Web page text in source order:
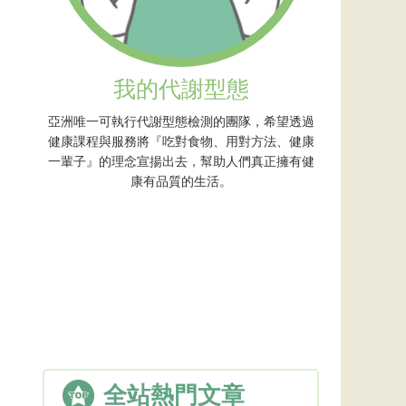
我的代謝型態
亞洲唯一可執行代謝型態檢測的團隊，希望透過
健康課程與服務將『吃對食物、用對方法、健康
一輩子』的理念宣揚出去，幫助人們真正擁有健
康有品質的生活。
全站熱門文章